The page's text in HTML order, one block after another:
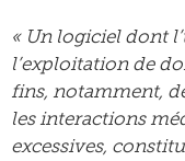
« Un logiciel dont
l’exploitation de
fins, notamment,
les interactions
excessives,